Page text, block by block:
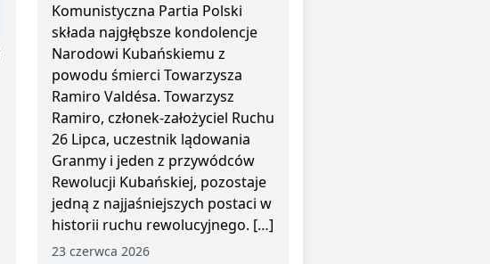
Komunistyczna Partia Polski
składa najgłębsze kondolencje
Narodowi Kubańskiemu z
powodu śmierci Towarzysza
Ramiro Valdésa. Towarzysz
Ramiro, członek-założyciel Ruchu
26 Lipca, uczestnik lądowania
Granmy i jeden z przywódców
Rewolucji Kubańskiej, pozostaje
jedną z najjaśniejszych postaci w
historii ruchu rewolucyjnego. […]
23 czerwca 2026